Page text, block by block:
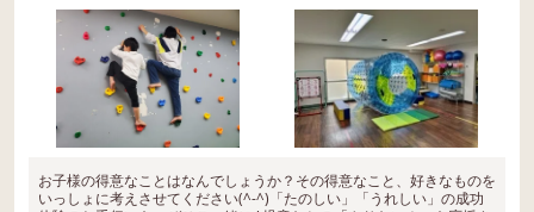
お子様の得意なことはなんでしょうか？その得意なこと、好きなものを
いっしょに考えさせてください(^-^)「たのしい」「うれしい」の成功